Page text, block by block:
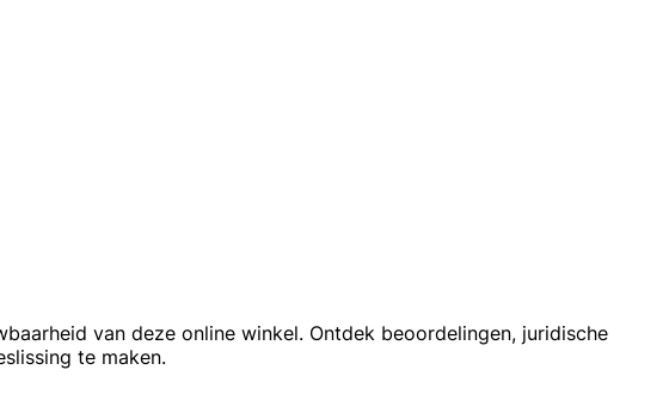
van deze online winkel. Ontdek beoordelingen, juridische
te maken.